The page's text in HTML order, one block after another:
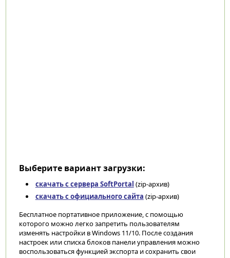
Выберите вариант загрузки:
скачать с сервера SoftPortal (zip-архив)
скачать с официального сайта (zip-архив)
Бесплатное портативное приложение, с помощью
которого можно легко запретить пользователям
изменять настройки в Windows 11/10. После создания
настроек или списка блоков панели управления можно
воспользоваться функцией экспорта и сохранить свои